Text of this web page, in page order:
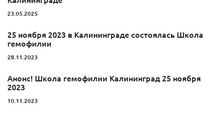
23.05.2025
25 ноября 2023 в Калининграде состоялась Школа
гемофилии
28.11.2023
Анонс! Школа гемофилии Калининград 25 ноября
2023
10.11.2023